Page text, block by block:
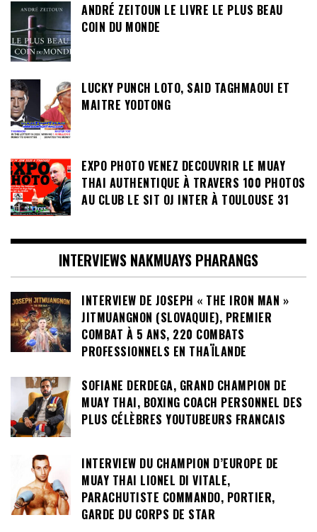
ANDRÉ ZEITOUN LE LIVRE LE PLUS BEAU
COIN DU MONDE
LUCKY PUNCH LOTO, SAID TAGHMAOUI ET
MAITRE YODTONG
EXPO PHOTO VENEZ DECOUVRIR LE MUAY
THAI AUTHENTIQUE À TRAVERS 100 PHOTOS
AU CLUB LE SIT OJ INTER À TOULOUSE 31
INTERVIEWS NAKMUAYS PHARANGS
INTERVIEW DE JOSEPH « THE IRON MAN »
JITMUANGNON (SLOVAQUIE), PREMIER
COMBAT À 5 ANS, 220 COMBATS
PROFESSIONNELS EN THAÏLANDE
SOFIANE DERDEGA, GRAND CHAMPION DE
MUAY THAI, BOXING COACH PERSONNEL DES
PLUS CÉLÈBRES YOUTUBEURS FRANCAIS
INTERVIEW DU CHAMPION D’EUROPE DE
MUAY THAI LIONEL DI VITALE,
PARACHUTISTE COMMANDO, PORTIER,
GARDE DU CORPS DE STAR